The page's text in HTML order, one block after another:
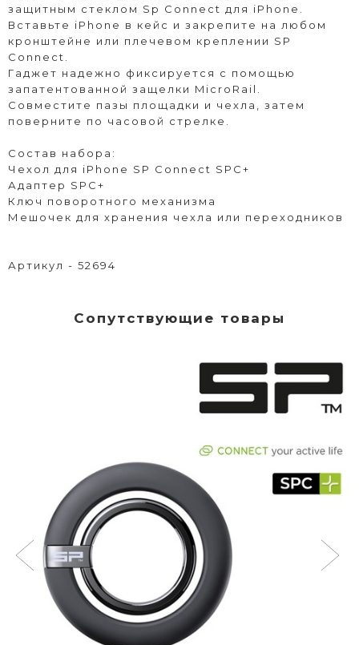
защитным стеклом Sp Connect для iPhone.
Вставьте iPhone в кейс и закрепите на любом
кронштейне или плечевом креплении SP
Connect.
Гаджет надежно фиксируется с помощью
запатентованной защелки MicroRail.
Совместите пазы площадки и чехла, затем
поверните по часовой стрелке.
Состав набора:
Чехол для iPhone SP Connect SPC+
Адаптер SPC+
Ключ поворотного механизма
Мешочек для хранения чехла или переходников
Артикул - 52694
Сопутствующие товары